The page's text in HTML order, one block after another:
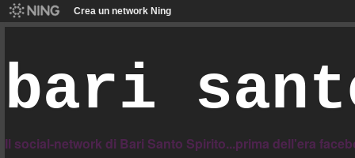
Crea un network Ning
bari
Il social-network di Bari Santo Spirito...prima dell'era